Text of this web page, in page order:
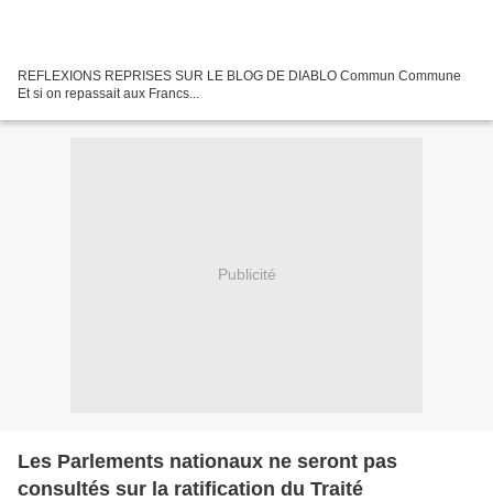
REFLEXIONS REPRISES SUR LE BLOG DE DIABLO Commun Commune
Et si on repassait aux Francs...
Publicité
Les Parlements nationaux ne seront pas
consultés sur la ratification du Traité